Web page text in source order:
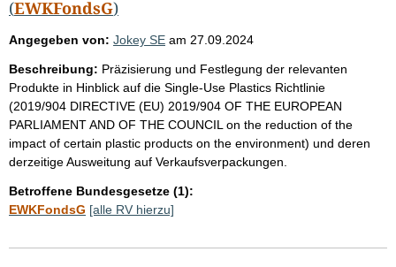
(EWKFondsG)
Angegeben von: Jokey SE am 27.09.2024
Beschreibung: Präzisierung und Festlegung der relevanten
Produkte in Hinblick auf die Single-Use Plastics Richtlinie
(2019/904 DIRECTIVE (EU) 2019/904 OF THE EUROPEAN
PARLIAMENT AND OF THE COUNCIL on the reduction of the
impact of certain plastic products on the environment) und deren
derzeitige Ausweitung auf Verkaufsverpackungen.
Betroffene Bundesgesetze (1):
EWKFondsG [alle RV hierzu]